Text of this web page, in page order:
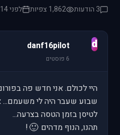
3 הודעות 1,862 צפיות לפני 14 שנים
d
danf16pilot
6 פוסטים
היי לכולם. אני חדש פה
שבוע שעבר היה לי משעמם...
לטיסן בזמן הטסה בצרעה...
תהנו, הנוף מדהים 🙂
!